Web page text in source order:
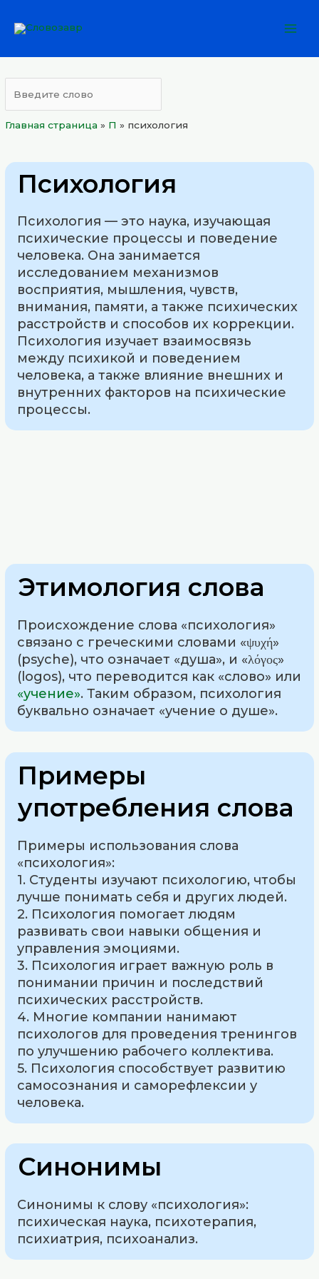
Главная страница » П » психология
Психология
Психология — это наука, изучающая
психические процессы и поведение
человека. Она занимается
исследованием механизмов
восприятия, мышления, чувств,
внимания, памяти, а также психических
расстройств и способов их коррекции.
Психология изучает взаимосвязь
между психикой и поведением
человека, а также влияние внешних и
внутренних факторов на психические
процессы.
Этимология слова
Происхождение слова «психология»
связано с греческими словами «ψυχή»
(psyche), что означает «душа», и «λόγος»
(logos), что переводится как «слово» или
«учение». Таким образом, психология
буквально означает «учение о душе».
Примеры
употребления слова
Примеры использования слова
«психология»:
1. Студенты изучают психологию, чтобы
лучше понимать себя и других людей.
2. Психология помогает людям
развивать свои навыки общения и
управления эмоциями.
3. Психология играет важную роль в
понимании причин и последствий
психических расстройств.
4. Многие компании нанимают
психологов для проведения тренингов
по улучшению рабочего коллектива.
5. Психология способствует развитию
самосознания и саморефлексии у
человека.
Синонимы
Синонимы к слову «психология»:
психическая наука, психотерапия,
психиатрия, психоанализ.